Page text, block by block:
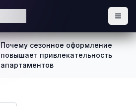
Почему сезонное оформление
повышает привлекательность
апартаментов